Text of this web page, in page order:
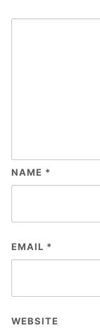
NAME *
EMAIL *
WEBSITE